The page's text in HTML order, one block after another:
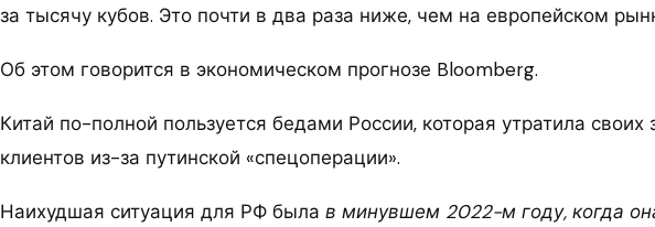
за тысячу кубов. Это почти в два раза ниже, чем на европейском
Об этом говорится в экономическом прогнозе Bloomberg.
Китай по-полной пользуется бедами России, которая утратила своих
клиентов из-за путинской «спецоперации».
Наихудшая ситуация для РФ была в минувшем 2022-м году, когда